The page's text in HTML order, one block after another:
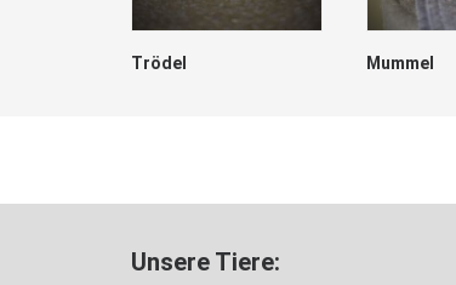
Trödel Mummel
Unsere Tiere: